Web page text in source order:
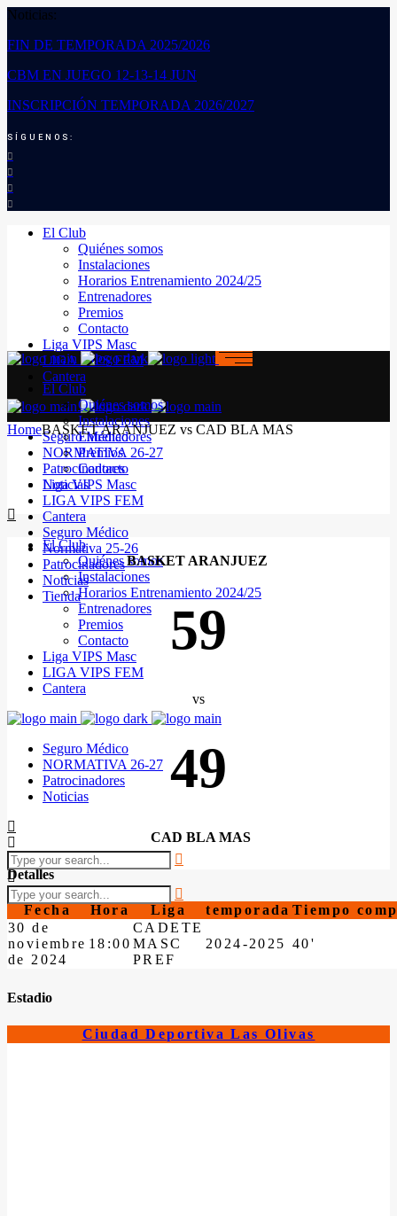
Noticias:
FIN DE TEMPORADA 2025/2026
CBM EN JUEGO 12-13-14 JUN
INSCRIPCIÓN TEMPORADA 2026/2027
SÍGUENOS:
El Club
Quiénes somos
Instalaciones
Horarios Entrenamiento 2024/25
Entrenadores
Premios
Contacto
Liga VIPS Masc
LIGA VIPS FEM
Cantera
Seguro Médico
NORMATIVA 26-27
Patrocinadores
Noticias
El Club
Quiénes somos
Instalaciones
Horarios Entrenamiento 2024/25
Entrenadores
Premios
Contacto
Liga VIPS Masc
LIGA VIPS FEM
Cantera
Seguro Médico
NORMATIVA 26-27
Patrocinadores
Noticias
El Club
Quiénes somos
Instalaciones
Entrenadores
Premios
Contacto
Liga VIPS Masc
LIGA VIPS FEM
Cantera
Seguro Médico
Normativa 25-26
Patrocinadores
Noticias
Tienda
HomeBASKET ARANJUEZ vs CAD BLA MAS
BASKET ARANJUEZ
59
vs
49
CAD BLA MAS
Detalles
Fecha Hora Liga temporada Tiempo
30 de
noviembre
de 2024
18:00
CADETE
MASC
PREF
2024-2025 40'
Estadio
Ciudad Deportiva Las Olivas